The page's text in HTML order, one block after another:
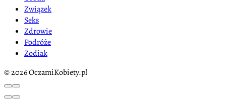
Związek
Seks
Zdrowie
Podróże
Zodiak
© 2026 OczamiKobiety.pl